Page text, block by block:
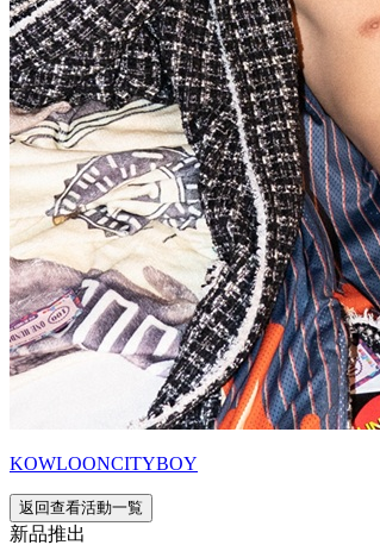
KOWLOONCITYBOY
返回查看活動一覧
新品推出